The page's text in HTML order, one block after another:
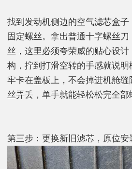
找到发动机侧边的空气滤芯盒
固定螺丝。拿出普通十字螺丝
丝，这里必须夸荣威的贴心设
构，拧到打滑空转的手感就说
牢卡在盖板上，不会掉进机舱
丝弄丢，单手就能轻松松完全部
第三步：更换新旧滤芯，原位安